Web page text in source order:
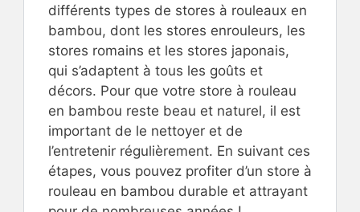
différents types de stores à rouleaux en
bambou, dont les stores enrouleurs, les
stores romains et les stores japonais,
qui s’adaptent à tous les goûts et
décors. Pour que votre store à rouleau
en bambou reste beau et naturel, il est
important de le nettoyer et de
l’entretenir régulièrement. En suivant ces
étapes, vous pouvez profiter d’un store à
rouleau en bambou durable et attrayant